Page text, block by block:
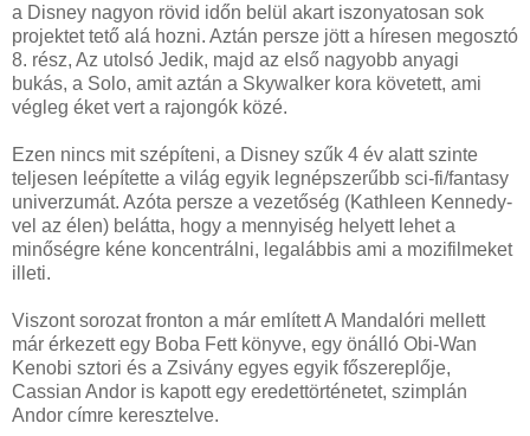
a Disney nagyon rövid időn belül akart iszonyatosan sok
projektet tető alá hozni. Aztán persze jött a híresen megosztó
8. rész, Az utolsó Jedik, majd az első nagyobb anyagi
bukás, a Solo, amit aztán a Skywalker kora követett, ami
végleg éket vert a rajongók közé.
Ezen nincs mit szépíteni, a Disney szűk 4 év alatt szinte
teljesen leépítette a világ egyik legnépszerűbb sci-fi/fantasy
univerzumát. Azóta persze a vezetőség (Kathleen Kennedy-
vel az élen) belátta, hogy a mennyiség helyett lehet a
minőségre kéne koncentrálni, legalábbis ami a mozifilmeket
illeti.
Viszont sorozat fronton a már említett A Mandalóri mellett
már érkezett egy Boba Fett könyve, egy önálló Obi-Wan
Kenobi sztori és a Zsivány egyes egyik főszereplője,
Cassian Andor is kapott egy eredettörténetet, szimplán
Andor címre keresztelve.